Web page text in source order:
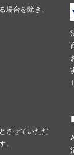
場合を除き、
させていただ
。